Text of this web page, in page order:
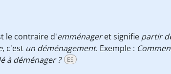
le contraire d'emménageret signifie partir
, c'est un déménagement. Exemple :
à déménager ?
ES